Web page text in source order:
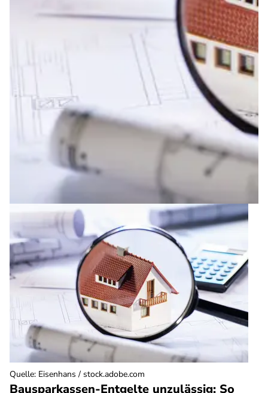
Bausparkassen-Entgelte unzulässig: So
Quelle: Eisenhans / stock.adobe.com